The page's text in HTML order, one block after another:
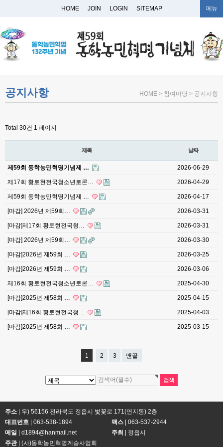
HOME JOIN LOGIN SITEMAP 메뉴
공지사항 HOME > 참여마당 > 공지사항
Total 30건 1 페이지
제목 날짜
제59회 동학농민혁명기념제 … 2026-06-29
제17회 황토현전국청소년토론… 2026-04-29
제59회 동학농민혁명기념제 … 2026-04-17
[마감] 2026년 제59회… 2026-03-31
[마감]제17회 황토현전국청… 2026-03-31
[마감] 2026년 제59회… 2026-03-30
[마감]2026년 제59회 … 2026-03-25
[마감]2026년 제59회 … 2026-03-06
제16회 황토현전국청소년토론… 2025-04-30
[마감]2025년 제58회 … 2025-04-15
[마감]제16회 황토현전국청… 2025-04-03
[마감]2025년 제58회 … 2025-03-15
1 2 3 맨끝
주소 | 우) 56156 전라북도 정읍시 벛꽃로 171(연지동) 2층
대표번호
063-538-1894 팩스 | 063-537-2944
메일 | d1894@hanmail.net 주최
| 정읍시
주관| (사)동학농민혁명계승사업회